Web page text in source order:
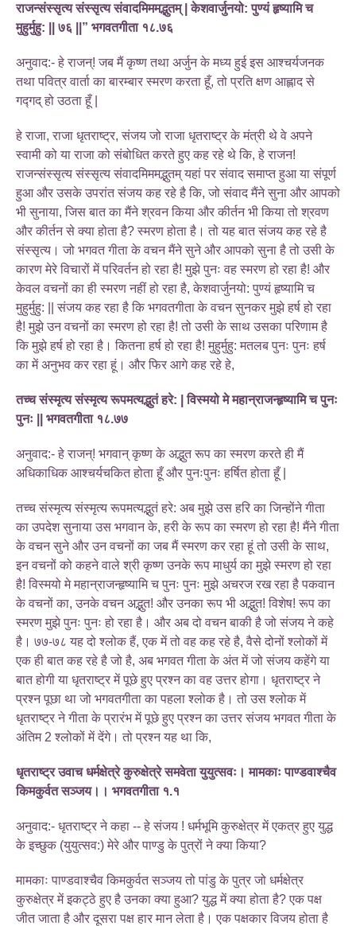
राजन्संस्सृत्य संस्सृत्य संवादमिममद्भुतम् | केशवार्जुनयो: पुण्यं हृष्यामि च
मुहुर्मुहु: || ७६ ||” भगवतगीता १८.७६
अनुवाद:- हे राजन्! जब मैं कृष्ण तथा अर्जुन के मध्य हुई इस आश्चर्यजनक
तथा पवित्र वार्ता का बारम्बार स्मरण करता हूँ, तो प्रति क्षण आह्लाद से
गद्गद् हो उठता हूँ |
हे राजा, राजा धृतराष्ट्र, संजय जो राजा धृतराष्ट्र के मंत्री थे वे अपने
स्वामी को या राजा को संबोधित करते हुए कह रहे थे कि, हे राजन!
राजन्संस्सृत्य संस्सृत्य संवादमिममद्भुतम् यहां पर संवाद समाप्त हुआ या संपूर्ण
हुआ और उसके उपरांत संजय कह रहे है कि, जो संवाद मैंने सुना और आपको
भी सुनाया, जिस बात का मैंने श्रवन किया और कीर्तन भी किया तो श्रवण
और कीर्तन से क्या होता है? स्मरण होता है। तो यह बात संजय कह रहे है
संस्सृत्य। जो भगवत गीता के वचन मैंने सुने और आपको सुना है तो उसी के
कारण मेरे विचारों में परिवर्तन हो रहा है! मुझे पुनः वह स्मरण हो रहा है! और
केवल वचनों का ही स्मरण नहीं हो रहा है, केशवार्जुनयो: पुण्यं हृष्यामि च
मुहुर्मुहु: || संजय कह रहा है कि भगवतगीता के वचन सुनकर मुझे हर्ष हो रहा
है! मुझे उन वचनों का स्मरण हो रहा है! तो उसी के साथ उसका परिणाम है
कि मुझे हर्ष हो रहा है। कितना हर्ष हो रहा है! मुहुर्मुहु: मतलब पुनः पुनः हर्ष
का में अनुभव कर रहा हूं। और फिर आगे कह रहे हे,
तच्च संस्मृत्य संस्मृत्य रूपमत्यद्भुतं हरे: | विस्मयो मे महान्राजन्हृष्यामि च पुनः
पुनः || भगवतगीता १८.७७
अनुवाद:- हे राजन्! भगवान् कृष्ण के अद्भुत रूप का स्मरण करते ही मैं
अधिकाधिक आश्चर्यचकित होता हूँ और पुनःपुनः हर्षित होता हूँ |
तच्च संस्मृत्य संस्मृत्य रूपमत्यद्भुतं हरे: अब मुझे उस हरि का जिन्होंने गीता
का उपदेश सुनाया उस भगवान के, हरी के रूप का स्मरण हो रहा है! मैंने गीता
के वचन सुने और उन वचनों का जब मैं स्मरण कर रहा हूं तो उसी के साथ,
इन वचनों को कहने वाले श्री कृष्ण उनके रूप माधुर्य का मुझे स्मरण हो रहा
है! विस्मयो मे महान्राजन्हृष्यामि च पुनः पुनः मुझे अचरज रख रहा है पकवान
के वचनों का, उनके वचन अद्भुत! और उनका रूप भी अद्भुत! विशेष! रूप का
स्मरण मुझे पुनः पुनः हो रहा है। और अब दो वचन बाकी है जो संजय ने कहे
है। ७७-७८ यह दो श्लोक हैं, एक में तो वह कह रहे है, वैसे दोनों श्लोकों में
एक ही बात कह रहे है जो है, अब भगवत गीता के अंत में जो संजय कहेंगे या
बात होगी या धृतराष्ट्र में पूछे हुए प्रश्न का वह उत्तर होगा। धृतराष्ट्र ने
प्रश्न पूछा था जो भगवतगीता का पहला श्लोक है। तो उस श्लोक में
धृतराष्ट्र ने गीता के प्रारंभ में पूछे हुए प्रश्न का उत्तर संजय भगवत गीता के
अंतिम 2 श्लोकों में देंगे। तो प्रश्न यह था कि,
धृतराष्ट्र उवाच धर्मक्षेत्रे कुरुक्षेत्रे समवेता युयुत्सवः। मामकाः पाण्डवाश्चैव
किमकुर्वत सञ्जय।। भगवतगीता १.१
अनुवाद:- धृतराष्ट्र ने कहा -- हे संजय ! धर्मभूमि कुरुक्षेत्र में एकत्र हुए युद्ध
के इच्छुक (युयुत्सव:) मेरे और पाण्डु के पुत्रों ने क्या किया?
मामकाः पाण्डवाश्चैव किमकुर्वत सञ्जय तो पांडु के पुत्र जो धर्मक्षेत्र
कुरुक्षेत्र में इकट्ठे हुए है उनका क्या हुआ? युद्ध में क्या होता है? एक पक्ष
जीत जाता है और दूसरा पक्ष हार मान लेता है। एक पक्षकार विजय होता है